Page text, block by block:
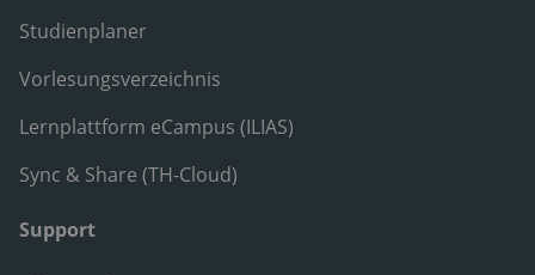
Studienplaner
Vorlesungsverzeichnis
Lernplattform eCampus (ILIAS)
Sync & Share (TH-Cloud)
Support